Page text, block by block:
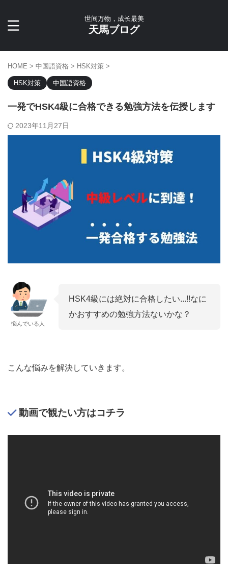
世间万物，成长最美
天馬ブログ
HOME > 中国語資格 > HSK対策 >
HSK対策 中国語資格
一発でHSK4級に合格できる勉強方法を伝授します
2023年11月27日
悩んでいる人
HSK4級には絶対に合格したい...!!なに
かおすすめの勉強方法ないかな？
こんな悩みを解決していきます。
動画で観たい方はコチラ